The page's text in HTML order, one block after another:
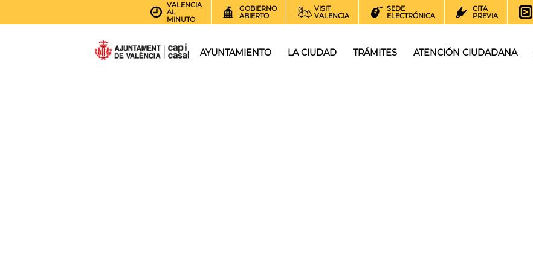
VALENCIA
AL
MINUTO
GOBIERNO
ABIERTO
VISIT
VALENCIA
SEDE
ELECTRÓNICA
CITA
PREVIA
AYUNTAMIENTO LA CIUDAD TRÁMITES ATENCIÓN CIUDADANA